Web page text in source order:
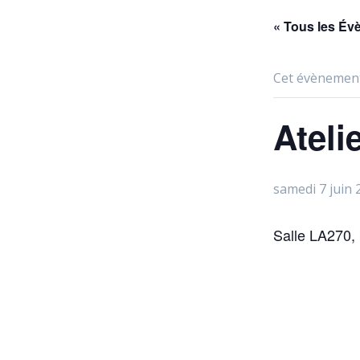
« Tous les
Cet
samedi 7 juin
Salle